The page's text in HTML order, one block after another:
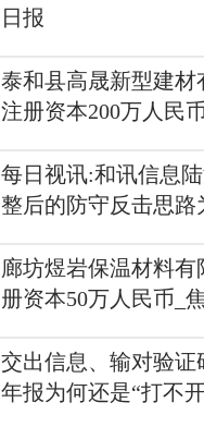
日报
泰和县高晟新型建材
注册资本200万人民
每日视讯:和讯信息
整后的防守反击思路
廊坊煜岩保温材料有
册资本50万人民币_
交出信息、输对验证
年报为何还是“打不